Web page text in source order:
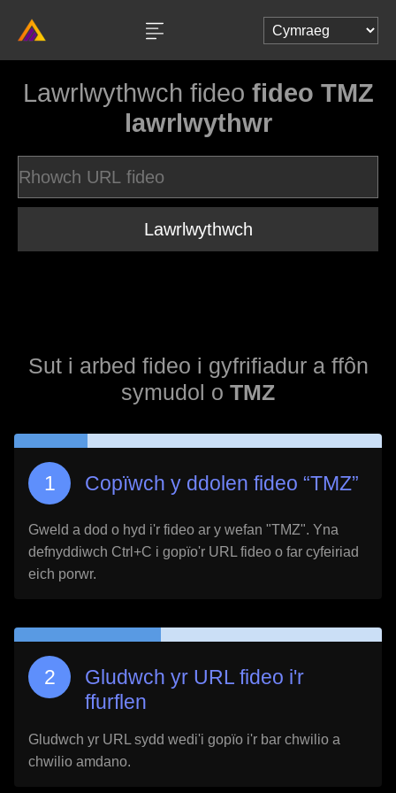
Lawrlwythwch fideo fideo TMZ
lawrlwythwr
Lawrlwythwch
Sut i arbed fideo i gyfrifiadur a ffôn
symudol o TMZ
Copïwch y ddolen fideo “TMZ”
Gweld a dod o hyd i'r fideo ar y wefan "TMZ". Yna
defnyddiwch Ctrl+C i gopïo'r URL fideo o far cyfeiriad
eich porwr.
Gludwch yr URL fideo i'r
ffurflen
Gludwch yr URL sydd wedi'i gopïo i'r bar chwilio a
chwilio amdano.